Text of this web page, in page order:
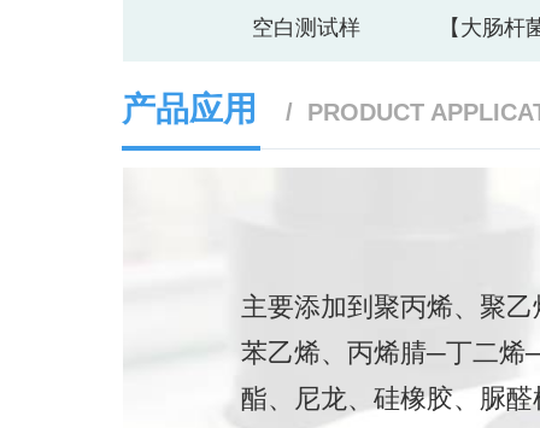
空白测试样 【大
产品应用 / PRODUCT
主要添加到聚丙烯、聚
苯乙烯、丙烯腈─丁二烯
酯、尼龙、硅橡胶、脲